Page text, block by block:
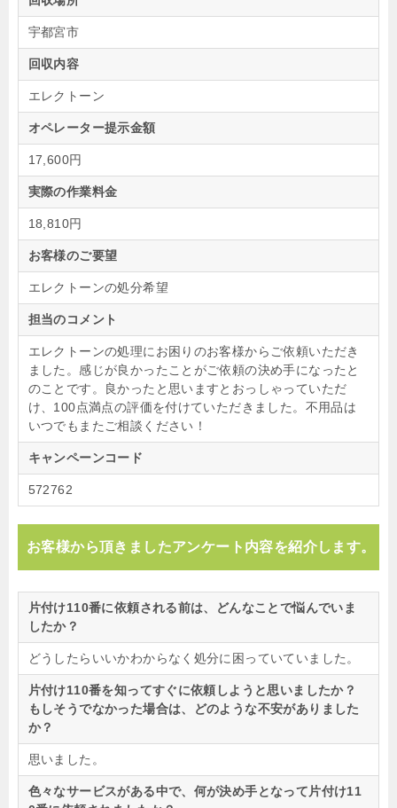
宇都宮市
回収内容
エレクトーン
オペレーター提示金額
17,600円
実際の作業料金
18,810円
お客様のご要望
エレクトーンの処分希望
担当のコメント
エレクトーンの処理にお困りのお客様からご依頼いただき
ました。感じが良かったことがご依頼の決め手になったと
のことです。良かったと思いますとおっしゃっていただ
け、100点満点の評価を付けていただきました。不用品は
いつでもまたご相談ください！
キャンペーンコード
572762
お客様から頂きましたアンケート内容を紹介します。
片付け110番に依頼される前は、どんなことで悩んでいま
したか？
どうしたらいいかわからなく処分に困っていていました。
片付け110番を知ってすぐに依頼しようと思いましたか？
もしそうでなかった場合は、どのような不安がありました
か？
思いました。
色々なサービスがある中で、何が決め手となって片付け11